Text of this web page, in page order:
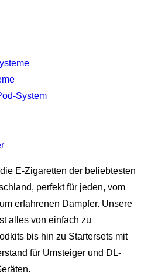
System
E-Zigaretten der beliebtesten
perfekt für jeden, vom
erfahrenen Dampfer. Unsere
alles von einfach zu
bis hin zu Startersets mit
für Umsteiger und DL-